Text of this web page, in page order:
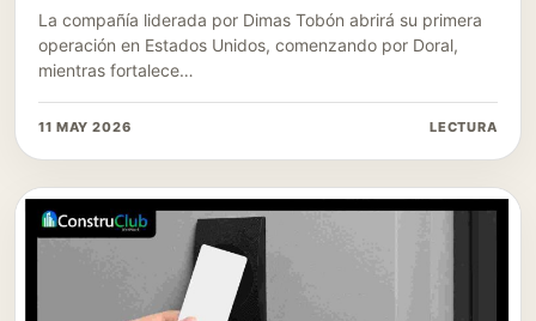
La compañía liderada por Dimas Tobón abrirá su primera
operación en Estados Unidos, comenzando por Doral,
mientras fortalece…
11 MAY 2026 LECTURA